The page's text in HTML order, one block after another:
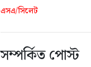
এসএ/সিলেট
সম্পর্কিত পোস্ট